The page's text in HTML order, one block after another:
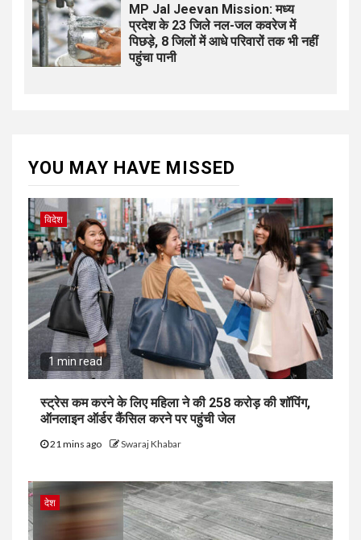
MP Jal Jeevan Mission: मध्य
प्रदेश के 23 जिले नल-जल कवरेज में
पिछड़े, 8 जिलों में आधे परिवारों तक भी नहीं
पहुंचा पानी
YOU MAY HAVE MISSED
विदेश
1 min read
स्ट्रेस कम करने के लिए महिला ने की ₹258 करोड़ की शॉपिंग,
ऑनलाइन ऑर्डर कैंसिल करने पर पहुंची जेल
21 mins ago Swaraj Khabar
देश